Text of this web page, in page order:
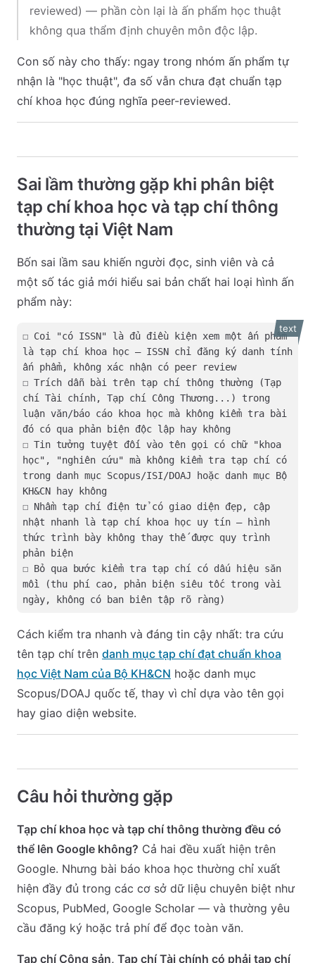
reviewed) — phần còn lại là ấn phẩm học thuật
không qua thẩm định chuyên môn độc lập.
Con số này cho thấy: ngay trong nhóm ấn phẩm tự
nhận là "học thuật", đa số vẫn chưa đạt chuẩn tạp
chí khoa học đúng nghĩa peer-reviewed.
Sai lầm thường gặp khi phân biệt
tạp chí khoa học và tạp chí thông
thường tại Việt Nam
Bốn sai lầm sau khiến người đọc, sinh viên và cả
một số tác giả mới hiểu sai bản chất hai loại hình ấn
phẩm này:
text
☐ Coi "có ISSN" là đủ điều kiện xem một ấn phẩm
là tạp chí khoa học — ISSN chỉ đăng ký danh tính
ấn phẩm, không xác nhận có peer review
☐ Trích dẫn bài trên tạp chí thông thường (Tạp
chí Tài chính, Tạp chí Công Thương...) trong
luận văn/báo cáo khoa học mà không kiểm tra bài
đó có qua phản biện độc lập hay không
☐ Tin tưởng tuyệt đối vào tên gọi có chữ "khoa
học", "nghiên cứu" mà không kiểm tra tạp chí có
trong danh mục Scopus/ISI/DOAJ hoặc danh mục Bộ
KH&CN hay không
☐ Nhầm tạp chí điện tử có giao diện đẹp, cập
nhật nhanh là tạp chí khoa học uy tín — hình
thức trình bày không thay thế được quy trình
phản biện
☐ Bỏ qua bước kiểm tra tạp chí có dấu hiệu săn
mồi (thu phí cao, phản biện siêu tốc trong vài
ngày, không có ban biên tập rõ ràng)
Cách kiểm tra nhanh và đáng tin cậy nhất: tra cứu
tên tạp chí trên danh mục tạp chí đạt chuẩn khoa
học Việt Nam của Bộ KH&CN hoặc danh mục
Scopus/DOAJ quốc tế, thay vì chỉ dựa vào tên gọi
hay giao diện website.
Câu hỏi thường gặp
Tạp chí khoa học và tạp chí thông thường đều có
thể lên Google không? Cả hai đều xuất hiện trên
Google. Nhưng bài báo khoa học thường chỉ xuất
hiện đầy đủ trong các cơ sở dữ liệu chuyên biệt như
Scopus, PubMed, Google Scholar — và thường yêu
cầu đăng ký hoặc trả phí để đọc toàn văn.
Tạp chí Cộng sản, Tạp chí Tài chính có phải tạp chí